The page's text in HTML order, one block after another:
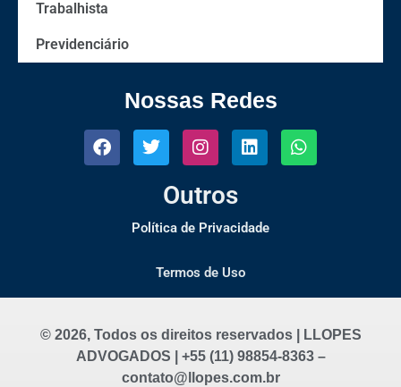
Trabalhista
Previdenciário
Nossas Redes
Outros
Política de Privacidade
Termos de Uso
© 2026, Todos os direitos reservados | LLOPES
ADVOGADOS | +55 (11) 98854-8363 –
contato@llopes.com.br